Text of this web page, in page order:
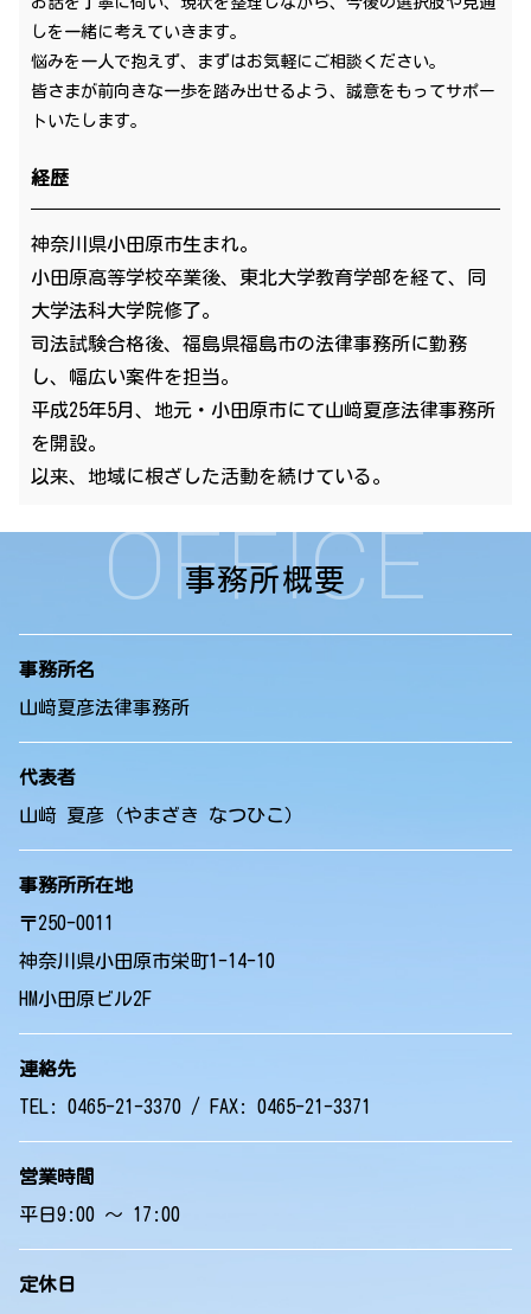
しを一緒に考えていきます。
悩みを一人で抱えず、まずはお気軽にご相談ください。
皆さまが前向きな一歩を踏み出せるよう、誠意をもってサポー
トいたします。
経歴
神奈川県小田原市生まれ。
小田原高等学校卒業後、東北大学教育学部を経て、同
大学法科大学院修了。
司法試験合格後、福島県福島市の法律事務所に勤務
し、幅広い案件を担当。
平成25年5月、地元・小田原市にて山﨑夏彦法律事務所
を開設。
以来、地域に根ざした活動を続けている。
OFFICE
事務所概要
事務所名
山﨑夏彦法律事務所
代表者
山﨑 夏彦（やまざき なつひこ）
事務所所在地
〒250-0011
神奈川県小田原市栄町1-14-10
HM小田原ビル2F
連絡先
TEL: 0465-21-3370 / FAX: 0465-21-3371
営業時間
平日9:00 ～ 17:00
定休日